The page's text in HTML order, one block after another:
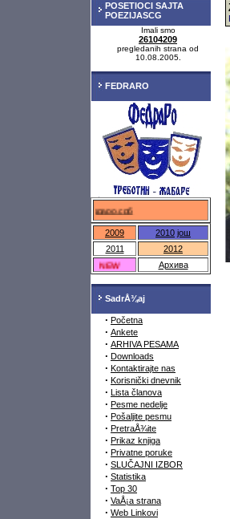
POSETIOCI SAJTA
POEZIJASCG
Imali smo
26104209
pregledanih strana od
10.08.2005.
FEDRARO
федраро.срб
2009 2010 још
2011
2012
NEW
Архива
SadrÅ¾aj
· Početna
· Ankete
· ARHIVA PESAMA
· Downloads
· Kontaktirajte nas
· Korisnički dnevnik
· Lista članova
· Pesme nedelje
· Pošaljite pesmu
· PretraÅ¾ite
· Prikaz knjiga
· Privatne poruke
· SLUČAJNI IZBOR
· Statistika
· Top 30
· VaÅ¡a strana
· Web Linkovi